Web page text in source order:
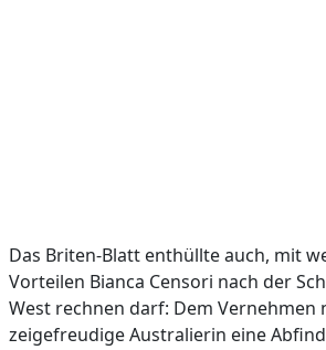
Das Briten-Blatt enthüllte auch, mit
Vorteilen Bianca Censori nach der
West rechnen darf: Dem Vernehmen
zeigefreudige Australierin eine